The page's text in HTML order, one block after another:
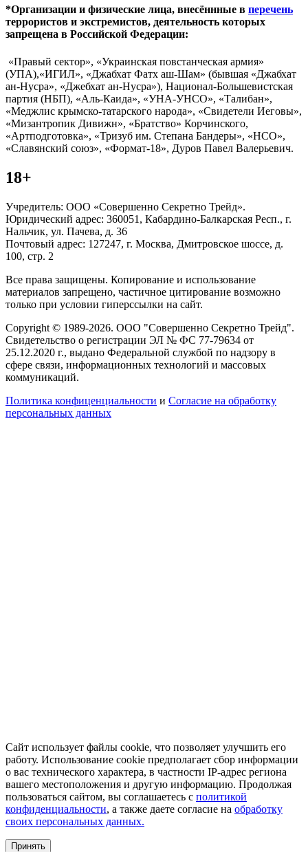
*Организации и физические лица, внесённные в перечень
террористов и экстремистов, деятельность которых
запрещена в Российской Федерации:
«Правый сектор», «Украинская повстанческая армия»
(УПА),«ИГИЛ», «Джабхат Фатх аш-Шам» (бывшая «Джабхат
ан-Нусра», «Джебхат ан-Нусра»), Национал-Большевистская
партия (НБП), «Аль-Каида», «УНА-УНСО», «Талибан»,
«Меджлис крымско-татарского народа», «Свидетели Иеговы»,
«Мизантропик Дивижн», «Братство» Корчинского,
«Артподготовка», «Тризуб им. Степана Бандеры», «НСО»,
«Славянский союз», «Формат-18», Дуров Павел Валерьевич.
18+
Учредитель: ООО «Совершенно Секретно Трейд».
Юридический адрес: 360051, Кабардино-Балкарская Респ., г.
Нальчик, ул. Пачева, д. 36
Почтовый адрес: 127247, г. Москва, Дмитровское шоссе, д.
100, стр. 2
Все права защищены. Копирование и использование
материалов запрещено, частичное цитирование возможно
только при условии гиперссылки на сайт.
Copyright © 1989-2026. ООО "Совершенно Секретно Трейд".
Свидетельство о регистрации ЭЛ № ФС 77-79634 от
25.12.2020 г., выдано Федеральной службой по надзору в
сфере связи, информационных технологий и массовых
коммуникаций.
Политика конфиценциальности и Согласие на обработку
персональных данных
Сайт использует файлы cookie, что позволяет улучшить его
работу. Использование cookie предполагает сбор информации
о вас технического характера, в частности IP-адрес региона
вашего местоположения и другую информацию. Продолжая
пользоваться сайтом, вы соглашаетесь с политикой
конфиденциальности, а также даете согласие на обработку
своих персональных данных.
Принять